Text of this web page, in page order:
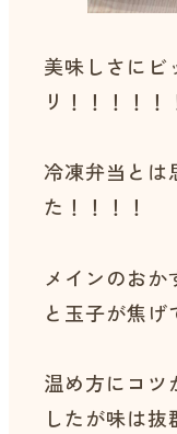
美味しさにビ
リ！！！！！
冷凍弁当とは
た！！！！
メインのおか
と玉子が焦げ
温め方にコツ
したが味は抜